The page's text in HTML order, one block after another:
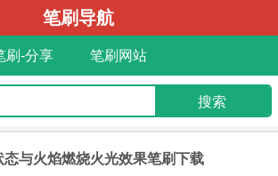
笔刷导航
刷-分享 笔刷网站
与火焰燃烧火光效果笔刷下载